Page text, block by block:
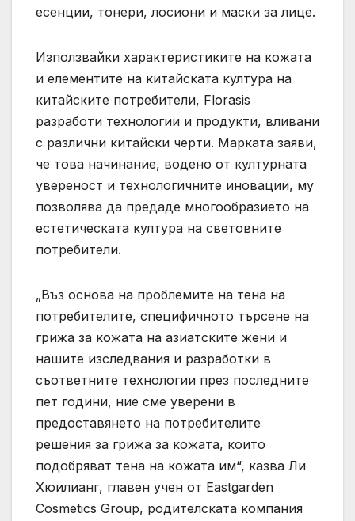
есенции, тонери, лосиони и маски за лице.
Използвайки характеристиките на кожата
и елементите на китайската култура на
китайските потребители, Florasis
разработи технологии и продукти, вливани
с различни китайски черти. Марката заяви,
че това начинание, водено от културната
увереност и технологичните иновации, му
позволява да предаде многообразието на
естетическата култура на световните
потребители.
„Въз основа на проблемите на тена на
потребителите, специфичното търсене на
грижа за кожата на азиатските жени и
нашите изследвания и разработки в
съответните технологии през последните
пет години, ние сме уверени в
предоставянето на потребителите
решения за грижа за кожата, които
подобряват тена на кожата им“, казва Ли
Хюилианг, главен учен от Eastgarden
Cosmetics Group, родителската компания